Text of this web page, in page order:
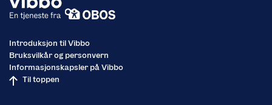
Introduksjon til Vibbo
Bruksvilkår og personvern
Informasjonskapsler på Vibbo
Til toppen